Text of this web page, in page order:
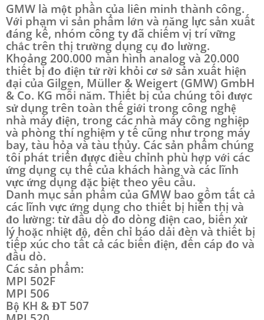
GMW là một phần của liên minh thành công.
Với phạm vi sản phẩm lớn và năng lực sản xuất
đáng kể, nhóm công ty đã chiếm vị trí vững
chắc trên thị trường dụng cụ đo lường.
Khoảng 200.000 màn hình analog và 20.000
thiết bị đo điện tử rời khỏi cơ sở sản xuất hiện
đại của Gilgen, Müller & Weigert (GMW) GmbH
& Co. KG mỗi năm. Thiết bị của chúng tôi được
sử dụng trên toàn thế giới trong công nghệ
nhà máy điện, trong các nhà máy công nghiệp
và phòng thí nghiệm y tế cũng như trong máy
bay, tàu hỏa và tàu thủy. Các sản phẩm chúng
tôi phát triển được điều chỉnh phù hợp với các
ứng dụng cụ thể của khách hàng và các lĩnh
vực ứng dụng đặc biệt theo yêu cầu.
Danh mục sản phẩm của GMW bao gồm tất cả
các lĩnh vực ứng dụng cho thiết bị hiển thị và
đo lường: từ đầu dò đo dòng điện cao, biến xử
lý hoặc nhiệt độ, đến chỉ báo dải đèn và thiết bị
tiếp xúc cho tất cả các biến điện, đến cáp đo và
đầu dò.
Các sản phẩm:
MPI 502F
MPI 506
Bộ KH & ĐT 507